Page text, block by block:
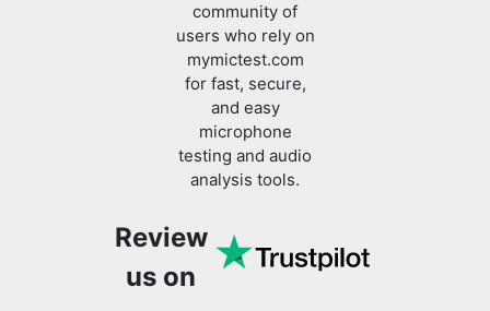
community of
users who rely on
mymictest.com
for fast, secure,
and easy
microphone
testing and audio
analysis tools.
Review
us on